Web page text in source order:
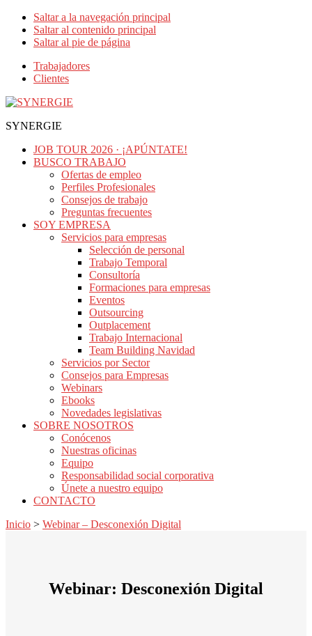
Saltar a la navegación principal
Saltar al contenido principal
Saltar al pie de página
Trabajadores
Clientes
SYNERGIE
JOB TOUR 2026 · ¡APÚNTATE!
BUSCO TRABAJO
Ofertas de empleo
Perfiles Profesionales
Consejos de trabajo
Preguntas frecuentes
SOY EMPRESA
Servicios para empresas
Selección de personal
Trabajo Temporal
Consultoría
Formaciones para empresas
Eventos
Outsourcing
Outplacement
Trabajo Internacional
Team Building Navidad
Servicios por Sector
Consejos para Empresas
Webinars
Ebooks
Novedades legislativas
SOBRE NOSOTROS
Conócenos
Nuestras oficinas
Equipo
Responsabilidad social corporativa
Únete a nuestro equipo
CONTACTO
Inicio > Webinar – Desconexión Digital
Webinar: Desconexión Digital